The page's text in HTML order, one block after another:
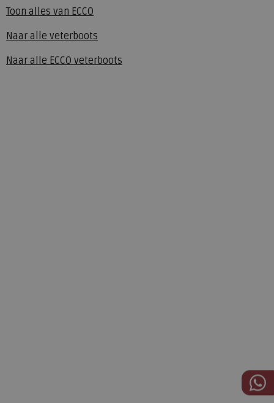
Toon alles van ECCO
Naar alle veterboots
Naar alle ECCO veterboots